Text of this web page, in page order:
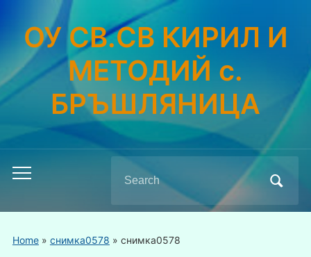
ОУ СВ.СВ КИРИЛ И
МЕТОДИЙ с.
БРЪШЛЯНИЦА
Toggle
menu
Search
for:
Home» снимка0578 » снимка0578